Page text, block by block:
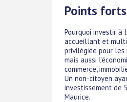
Points forts
Pourquoi investir à
accueillant et
privilégiée pour
mais aussi
commerce,
Un non-citoyen
investissement de
Maurice.